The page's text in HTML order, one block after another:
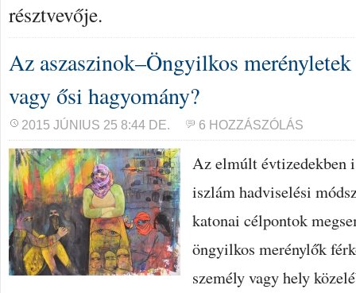
résztvevője.
Az aszaszinok–Öngyilkos
vagy ősi hagyomány?
2015 JÚNIUS 25 8:44 DE. 6 HOZZÁSZÓLÁS
Az elmúlt évtizedekben
iszlám hadviselési
katonai célpontok
öngyilkos merénylők
személy vagy hely